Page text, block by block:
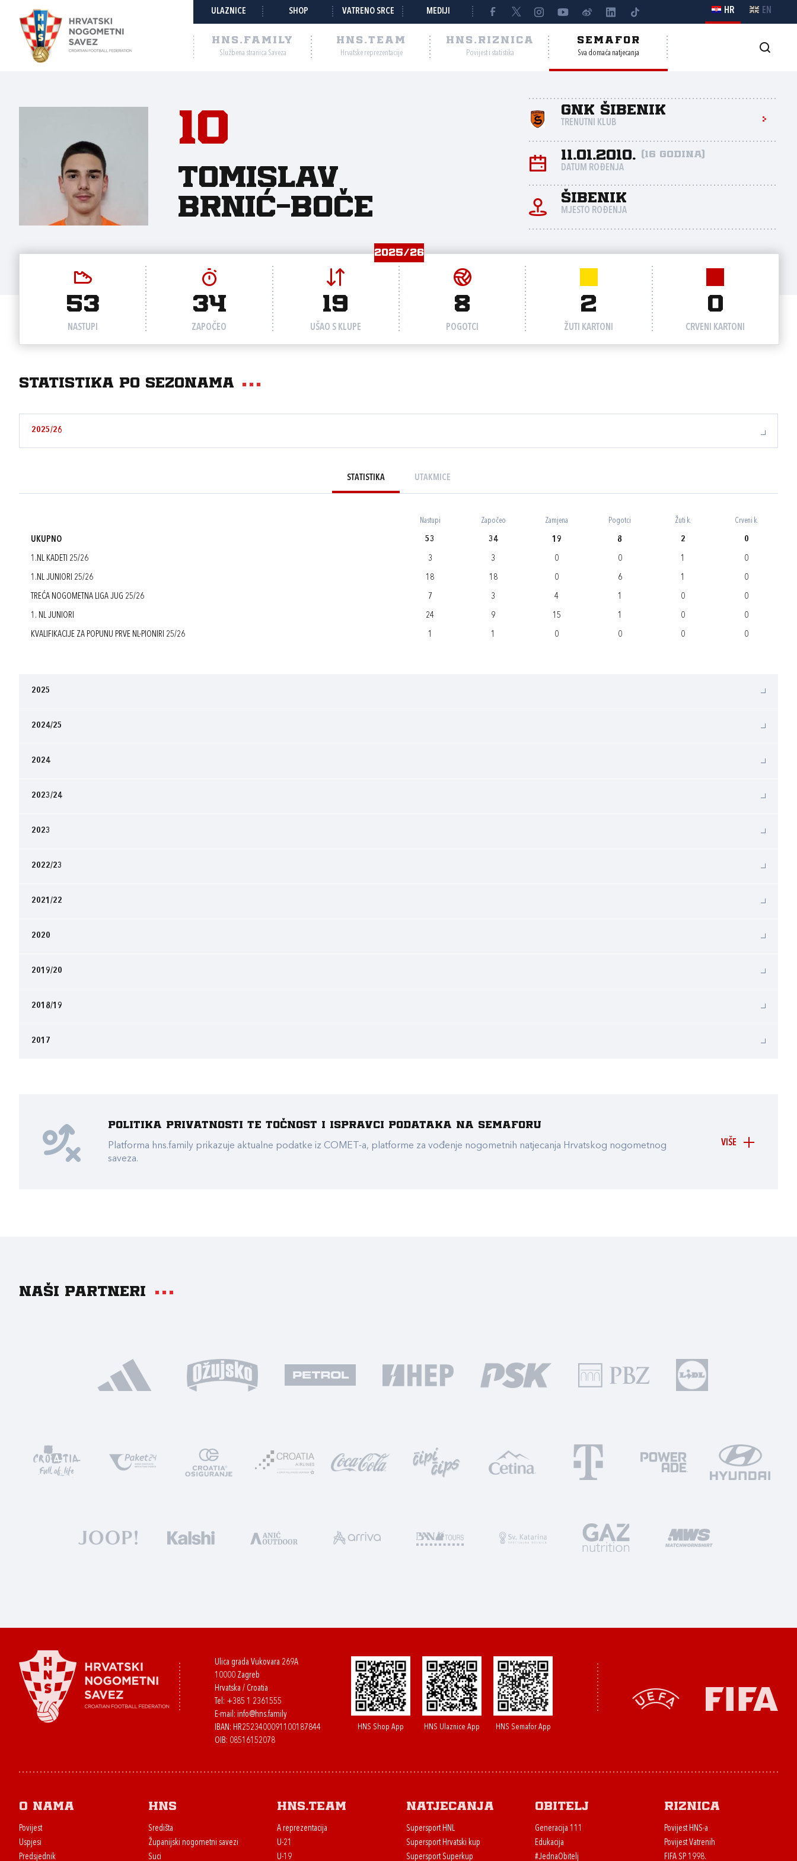
ULAZNICE SHOP VATRENO SRCE MEDIJI HR EN
HNS.FAMILY
Službena stranica Saveza
HNS.TEAM
Hrvatske reprezentacije
HNS.RIZNICA
Povijest i statistika
SEMAFOR
Sva domaća natjecanja
10
Tomislav
Brnić-Boče
GNK ŠIBENIK
TRENUTNI KLUB
11.01.2010. (16 godina)
DATUM ROĐENJA
Šibenik
MJESTO ROĐENJA
2025/26
53
NASTUPI
34
ZAPOČEO
19
UŠAO S KLUPE
8
POGOTCI
2
ŽUTI KARTONI
0
CRVENI KARTONI
Statistika po sezonama
2025/26
STATISTIKA UTAKMICE
Nastupi Započeo Zamjena Pogotci Žuti k. Crveni k.
UKUPNO 53 34 19 8 2 0
1.NL KADETI 25/26 3 3 0 0 1 0
1.NL JUNIORI 25/26 18 18 0 6 1 0
TREĆA NOGOMETNA LIGA JUG 25/26 7 3 4 1 0 0
1. NL JUNIORI 24 9 15 1 0 0
KVALIFIKACIJE ZA POPUNU PRVE NL-PIONIRI 25/26 1 1 0 0 0 0
2025
2024/25
2024
2023/24
2023
2022/23
2021/22
2020
2019/20
2018/19
2017
VIŠE
Politika privatnosti te točnost i ispravci podataka na Semaforu
Platforma hns.family prikazuje aktualne podatke iz COMET-a, platforme za vođenje nogometnih natjecanja Hrvatskog nogometnog
saveza.
Naši partneri
Ulica grada Vukovara 269A
10000 Zagreb
Hrvatska / Croatia
Tel: +385 1 2361555
E-mail: info@hns.family
IBAN: HR2523400091100187844
OIB: 08516152078
HNS Shop App HNS Ulaznice App HNS Semafor App
O nama
Povijest
Uspjesi
Predsjednik
HNS
Središta
Županijski nogometni savezi
Suci
HNS.team
A reprezentacija
U-21
U-19
Natjecanja
Supersport HNL
Supersport Hrvatski kup
Supersport Superkup
Obitelj
Generacija 111
Edukacija
#JednaObitelj
Riznica
Povijest HNS-a
Povijest Vatrenih
FIFA SP 1998.